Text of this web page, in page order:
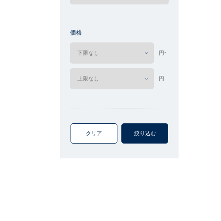
価格
円~
円
クリア 絞り込む